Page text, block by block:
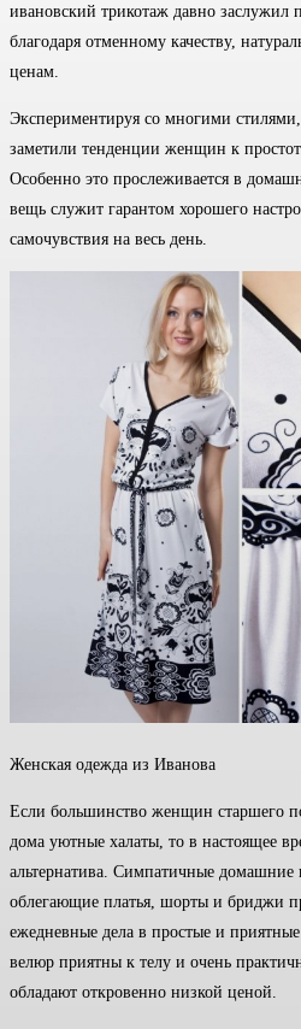
ивановский трикотаж давно заслужил
благодаря отменному качеству,
ценам.
Экспериментируя со многими
заметили тенденции женщин к
Особенно это прослеживается в
вещь служит гарантом хорошего
самочувствия на весь день.
Женская одежда из Иванова
Если большинство женщин старшего
дома уютные халаты, то в настоящее
альтернатива. Симпатичные домашние
облегающие платья, шорты и бриджи
ежедневные дела в простые и
велюр приятны к телу и очень
обладают откровенно низкой ценой.